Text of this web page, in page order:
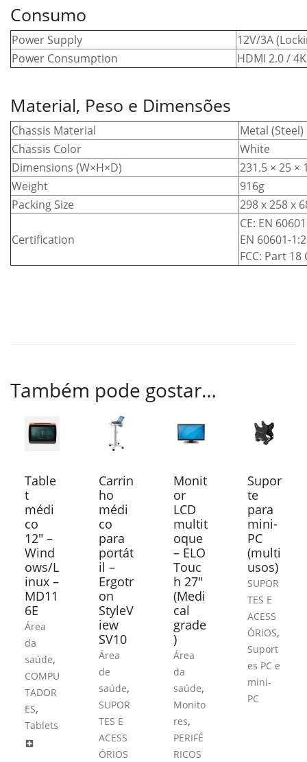
Consumo
Power Supply
12V/3A
Power Consumption
HDMI 2.0 /
Material, Peso e Dimensões
Chassis Material
Metal (Steel)
Chassis Color
White
Dimensions (W×H×D)
231.5 × 25 ×
Weight
916g
Packing Size
298 x 258 x
Certification
CE: EN
EN 60601-
FCC: Part 18
Também pode gostar…
Table
t
médi
co
12″ –
Wind
ows/L
inux –
MD11
6E
Área
da
saúde,
COMPU
TADOR
ES,
Tablets
local_hospital
Carrin
ho
médi
co
para
portát
il –
Ergotr
on
StyleV
iew
SV10
Área
de
saúde,
SUPOR
TES E
ACESS
ÓRIOS
Monit
or
LCD
multit
oque
– ELO
Touc
h 27″
(Medi
cal
grade
)
Área
da
saúde,
Monito
res,
PERIFÉ
RICOS
Supor
te
para
mini-
PC
(multi
usos)
SUPOR
TES E
ACESS
ÓRIOS,
Suport
es PC e
mini-
PC